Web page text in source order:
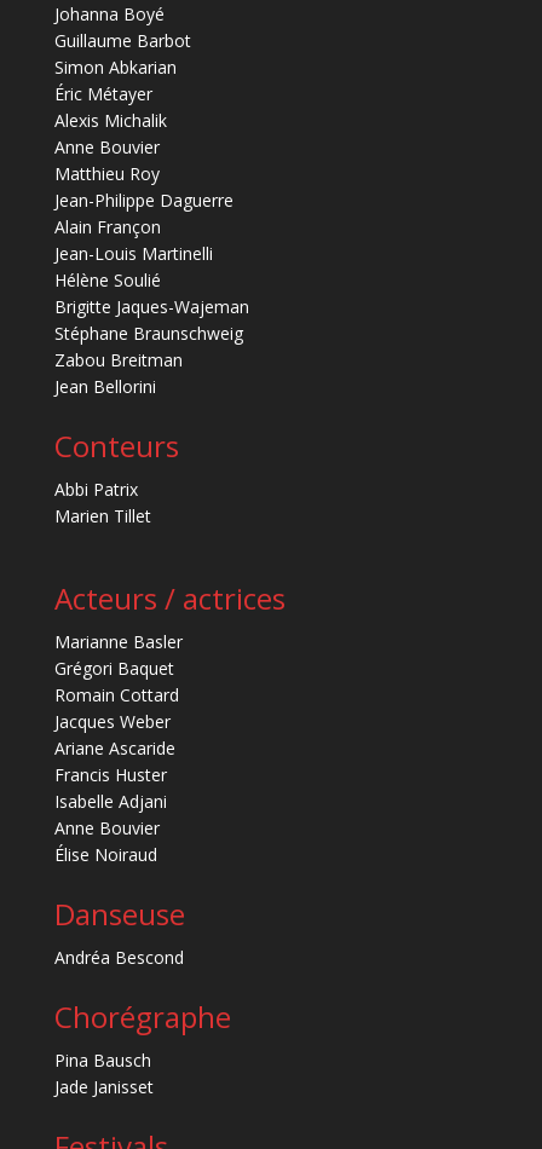
Johanna Boyé
Guillaume Barbot
Simon Abkarian
Éric Métayer
Alexis Michalik
Anne Bouvier
Matthieu Roy
Jean-Philippe Daguerre
Alain Françon
Jean-Louis Martinelli
Hélène Soulié
Brigitte Jaques-Wajeman
Stéphane Braunschweig
Zabou Breitman
Jean Bellorini
Conteurs
Abbi Patrix
Marien Tillet
Acteurs / actrices
Marianne Basler
Grégori Baquet
Romain Cottard
Jacques Weber
Ariane Ascaride
Francis Huster
Isabelle Adjani
Anne Bouvier
Élise Noiraud
Danseuse
Andréa Bescond
Chorégraphe
Pina Bausch
Jade Janisset